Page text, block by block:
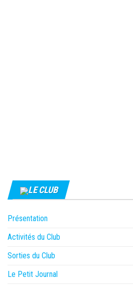
LE CLUB
Présentation
Activités du Club
Sorties du Club
Le Petit Journal